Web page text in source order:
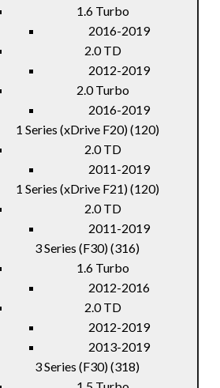
1.6 Turbo
2016-2019
2.0 TD
2012-2019
2.0 Turbo
2016-2019
1 Series (xDrive F20) (120)
2.0 TD
2011-2019
1 Series (xDrive F21) (120)
2.0 TD
2011-2019
3 Series (F30) (316)
1.6 Turbo
2012-2016
2.0 TD
2012-2019
2013-2019
3 Series (F30) (318)